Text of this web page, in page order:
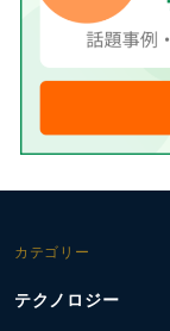
カテゴリー
テクノロジー